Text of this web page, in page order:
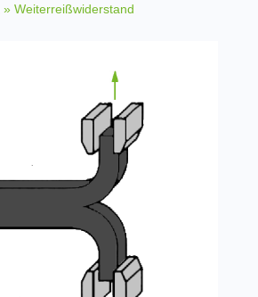
» Weiterreißwiderstand